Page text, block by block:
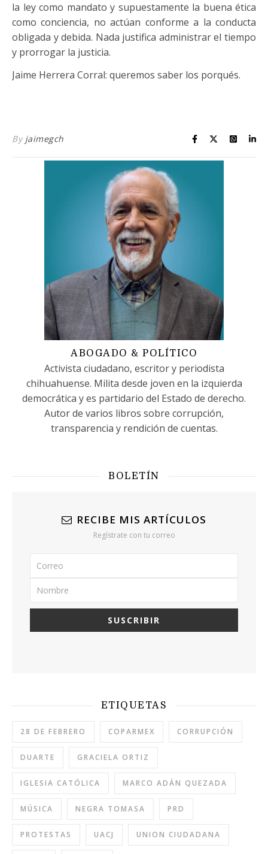
la ley como mandato y supuestamente la buena ética
como conciencia, no actúan conforme a la conducta
obligada y debida. Nada justifica administrar el tiempo
y prorrogar la justicia.
Jaime Herrera Corral: queremos saber los porqués.
By jaimegch
ABOGADO & POLÍTICO
Activista ciudadano, escritor y periodista
chihuahuense. Milita desde joven en la izquierda
democrática y es partidario del Estado de derecho.
Autor de varios libros sobre corrupción,
transparencia y rendición de cuentas.
BOLETÍN
RECIBE MIS ARTÍCULOS
Regístrate con tu correo
ETIQUETAS
28 DE FEBRERO COPARMEX CORRUPCIÓN
DUARTE GRACIELA ORTIZ
IGLESIA CATÓLICA MARCO ADÁN QUEZADA
MÚSICA NEGRA TOMASA PRD
PROTESTAS UACJ UNION CIUDADANA